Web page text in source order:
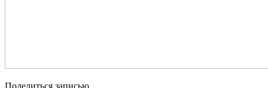
Поделиться записью